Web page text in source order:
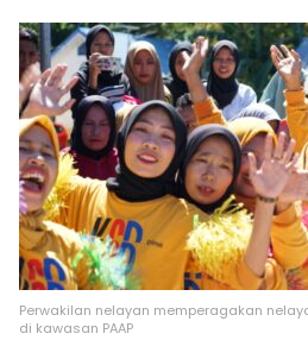
Perwakilan nelayan memperagakan
di kawasan PAAP